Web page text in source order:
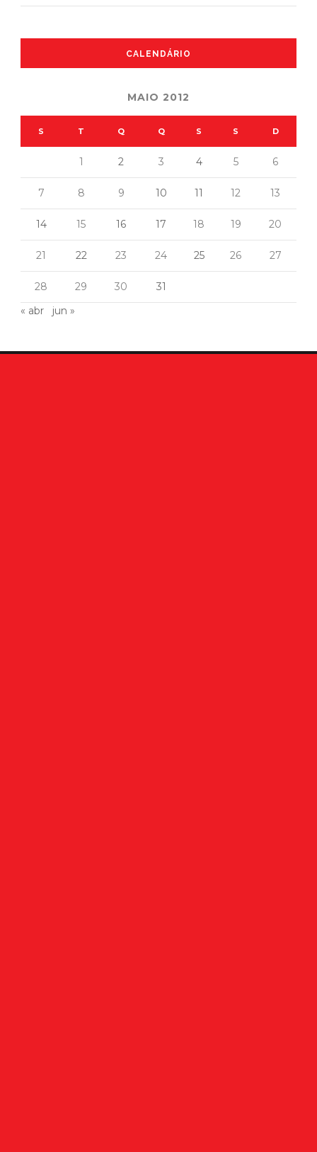
CALENDÁRIO
MAIO 2012
S T Q Q S S D
1 2 3 4 5 6
7 8 9 10 11 12 13
14 15 16 17 18 19 20
21 22 23 24 25 26 27
28 29 30
31
« abr
jun »